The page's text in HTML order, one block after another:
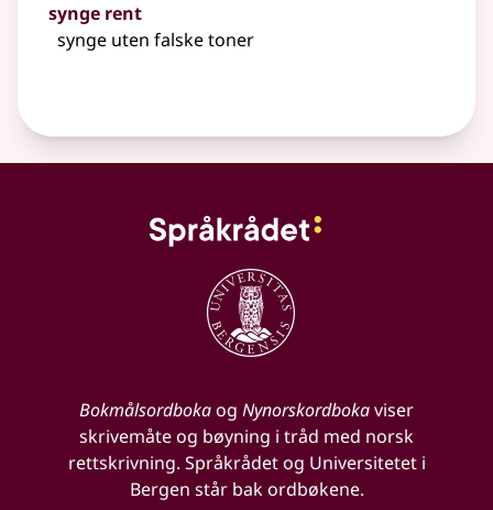
synge rent
synge uten falske toner
Bokmålsordbokaog Nynorskordbokaviser
skrivemåte og bøyning i tråd med norsk
rettskrivning. Språkrådet og Universitetet i
Bergen står bak ordbøkene.